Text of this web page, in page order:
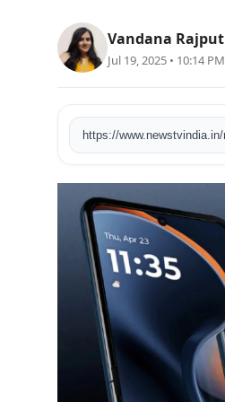
Vandana Rajput
Jul 19, 2025 • 10:14 PM